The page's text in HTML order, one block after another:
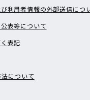
利用者情報の外部送信につ
表等について
表記
について